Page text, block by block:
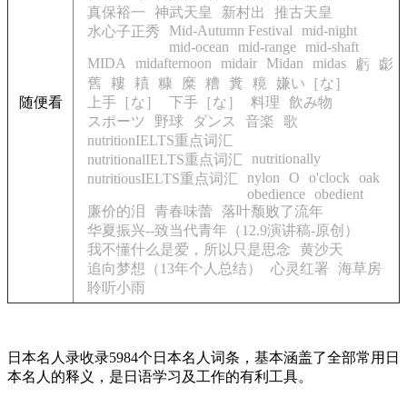
随便看
真保裕一
神武天皇 新村出
推古天皇
水心子正秀
Mid-Autumn Festival
mid-night
mid-ocean
mid-range mid-shaft
MIDA
midafternoon midair Midan midas 虧
虨
舊
耬 耫 糠 糜 糟 糞 糡
嫌い［な］
上手［な］
下手［な］ 料理
飲み物
スポーツ
野球 ダンス 音楽
歌
nutritionIELTS重点词汇
nutritionalIELTS重点词汇
nutritionally
nutritiousIELTS重点词汇
nylon O o'clock
oak
obedience obedient
廉价的泪
青春味蕾
落叶颓败了流年
华夏振兴--致当代青年（12.9演讲稿-原创）
我不懂什么是爱，所以只是思念
黄沙天
追向梦想（13年个人总结）
心灵红署
海草房
聆听小雨
日本名人录收录5984个日本名人词条，基本涵盖了全部常用日
本名人的释义，是日语学习及工作的有利工具。